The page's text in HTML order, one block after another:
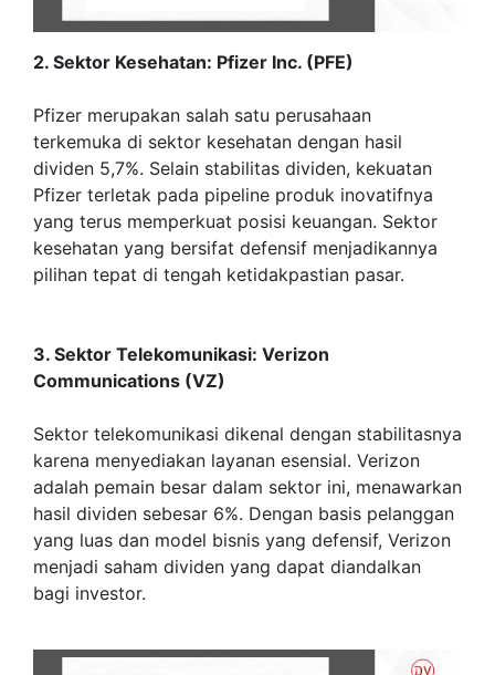
2. Sektor Kesehatan: Pfizer Inc. (PFE)
Pfizer merupakan salah satu perusahaan
terkemuka di sektor kesehatan dengan hasil
dividen 5,7%. Selain stabilitas dividen, kekuatan
Pfizer terletak pada pipeline produk inovatifnya
yang terus memperkuat posisi keuangan. Sektor
kesehatan yang bersifat defensif menjadikannya
pilihan tepat di tengah ketidakpastian pasar.
3. Sektor Telekomunikasi: Verizon
Communications (VZ)
Sektor telekomunikasi dikenal dengan stabilitasnya
karena menyediakan layanan esensial. Verizon
adalah pemain besar dalam sektor ini, menawarkan
hasil dividen sebesar 6%. Dengan basis pelanggan
yang luas dan model bisnis yang defensif, Verizon
menjadi saham dividen yang dapat diandalkan
bagi investor.